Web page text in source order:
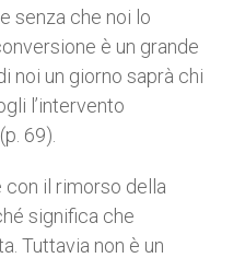
senza che noi lo
è un grande
noi un giorno saprà chi
l’intervento
69).
con il rimorso della
significa che
Tuttavia non è un